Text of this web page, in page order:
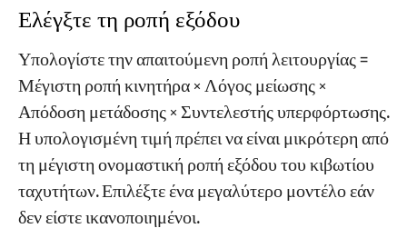
Ελέγξτε τη ροπή εξόδου
Υπολογίστε την απαιτούμενη ροπή λειτουργίας =
Μέγιστη ροπή κινητήρα × Λόγος μείωσης ×
Απόδοση μετάδοσης × Συντελεστής υπερφόρτωσης.
Η υπολογισμένη τιμή πρέπει να είναι μικρότερη από
τη μέγιστη ονομαστική ροπή εξόδου του κιβωτίου
ταχυτήτων. Επιλέξτε ένα μεγαλύτερο μοντέλο εάν
δεν είστε ικανοποιημένοι.